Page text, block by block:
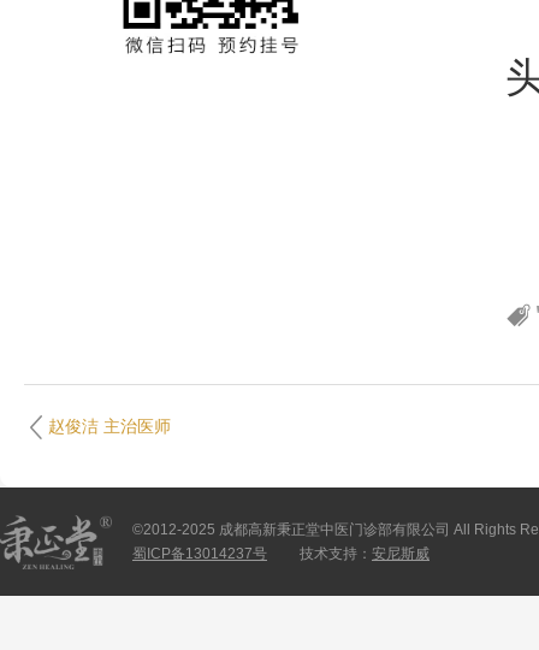
赵俊洁 主治医师
©2012-2025 成都高新秉正堂中医门诊部有限公司 All Rights
蜀ICP备13014237号
技术支持： 安尼斯威